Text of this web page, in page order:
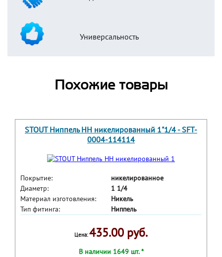
Универсальность
Похожие товары
STOUT Ниппель HH никелированный 1"1/4 - SFT-
0004-114114
Покрытие:
никелированное
Диаметр:
1 1/4
Материал изготовления:
Никель
Тип фитинга:
Ниппель
Цена:435.00 руб.
В наличии 1649 шт. *